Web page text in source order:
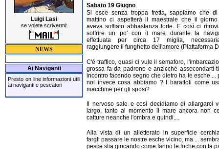
Luigi Lasi
se volete scrivermi:
NEWS
Ai Naviganti
Presto on line informazioni utili
ai naviganti e pescatori
Sabato 19 Giugno
Si esce senza troppa fretta, sappiamo che di
mattino ci aspetterà il maestrale che il
aveva soffiato abbastanza forte. E così ci
soffrire un po' con il mare durante la
effettuata per circa 17 miglia,
raggiungere il funghetto dell'amore (Piattaforma
C'é traffico, quasi ci vule il semaforo,
grossa fa da padrone e anzicché assecondarti
incontro facendo segno che dietro ha le esche....
noi invece cosa abbiamo ? I barattoli come
macchine per gli sposi?
Il nervoso sale e così decidiamo di allargarci
largo, tanto al momento il mare ancora non
catture neanche l'ombra e quindi....
Alla vista di un alletterato in superficie
fargli passare le nostre esche vicino, ma ...
pesce stia giocando come fanno le foche con la